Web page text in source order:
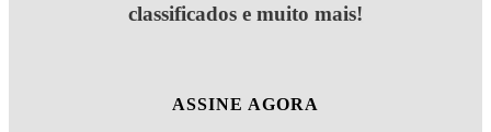
classificados e muito mais!
ASSINE AGORA